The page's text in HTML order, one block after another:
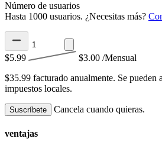
Número de usuarios
Hasta 1000 usuarios. ¿Necesitas más?
$5.99 $3.00 /Mensual
$35.99 facturado anualmente. Se pueden
impuestos locales.
Suscríbete Cancela cuando quieras.
ventajas